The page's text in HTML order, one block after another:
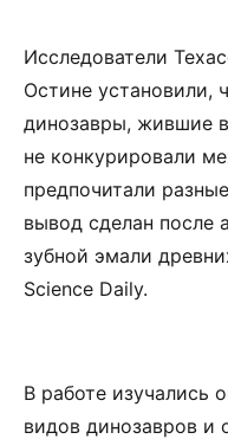
Исследователи
Остине установили,
динозавры, жившие
не конкурировали
предпочитали
вывод сделан после
зубной эмали
Science Daily.
В работе изучались
видов динозавров и